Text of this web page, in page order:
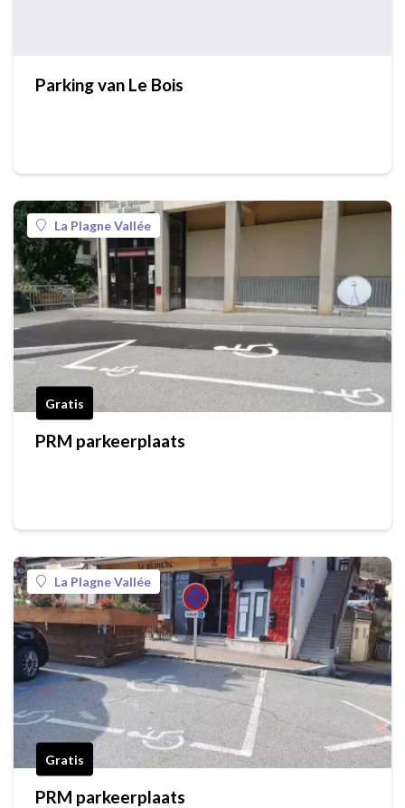
Parking van Le Bois
La Plagne Vallée
Gratis
PRM parkeerplaats
La Plagne Vallée
Gratis
PRM parkeerplaats